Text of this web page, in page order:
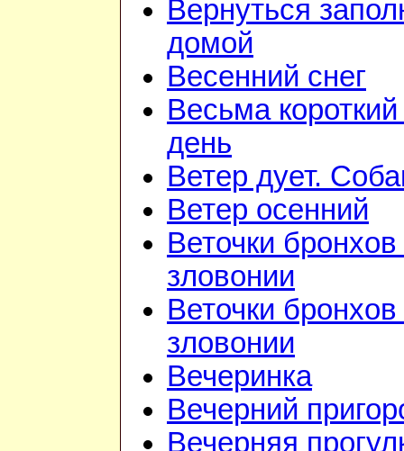
Вернуться
домой
Весенний снег
Весьма
день
Ветер дует.
Ветер осенний
Веточки
зловонии
Веточки
зловонии
Вечеринка
Вечерний
Вечерняя